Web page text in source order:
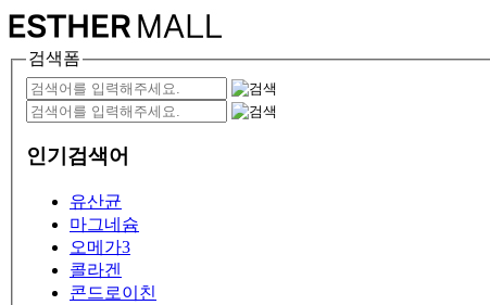
검색폼
인기검색어
유산균
마그네슘
오메가3
콜라겐
콘드로이친